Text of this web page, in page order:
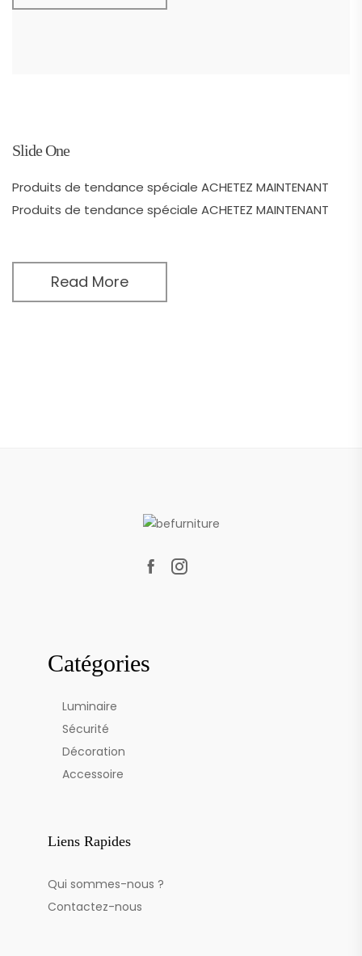
Slide One
Produits de tendance spéciale ACHETEZ MAINTENANT
Produits de tendance spéciale ACHETEZ MAINTENANT
Read More
Catégories
Luminaire
Sécurité
Décoration
Accessoire
Liens Rapides
Qui sommes-nous ?
Contactez-nous